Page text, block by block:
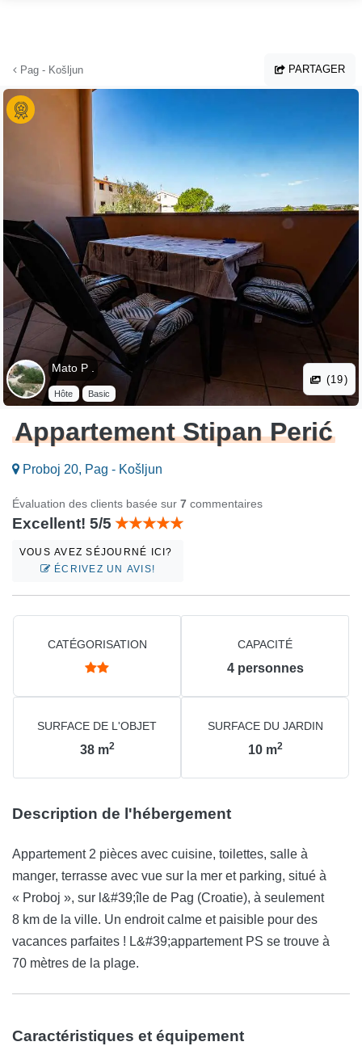
Pag - Košljun PARTAGER
Mato P .
Hôte Basic
(19)
Appartement Stipan Perić
Proboj 20, Pag - Košljun
Évaluation des clients basée sur 7 commentaires
Excellent! 5/5
VOUS AVEZ SÉJOURNÉ ICI?
ÉCRIVEZ UN AVIS!
CATÉGORISATION CAPACITÉ
4 personnes
SURFACE DE L'OBJET
38 m2
SURFACE DU JARDIN
10 m2
Description de l'hébergement
Appartement 2 pièces avec cuisine, toilettes, salle à
manger, terrasse avec vue sur la mer et parking, situé à
« Proboj », sur l&#39;île de Pag (Croatie), à seulement
8 km de la ville. Un endroit calme et paisible pour des
vacances parfaites ! L&#39;appartement PS se trouve à
70 mètres de la plage.
Caractéristiques et équipement